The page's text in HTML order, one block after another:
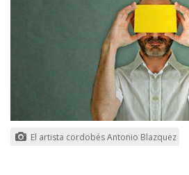
El artista cordobés Antonio Blazquez